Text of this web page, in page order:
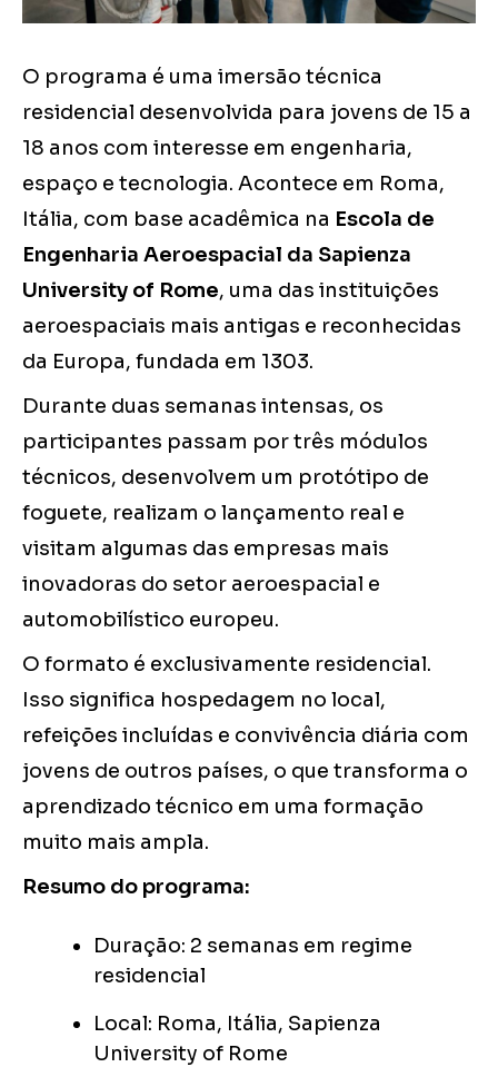
O programa é uma imersão técnica
residencial desenvolvida para jovens de 15 a
18 anos com interesse em engenharia,
espaço e tecnologia. Acontece em Roma,
Itália, com base acadêmica na Escola de
Engenharia Aeroespacial da Sapienza
University of Rome, uma das instituições
aeroespaciais mais antigas e reconhecidas
da Europa, fundada em 1303.
Durante duas semanas intensas, os
participantes passam por três módulos
técnicos, desenvolvem um protótipo de
foguete, realizam o lançamento real e
visitam algumas das empresas mais
inovadoras do setor aeroespacial e
automobilístico europeu.
O formato é exclusivamente residencial.
Isso significa hospedagem no local,
refeições incluídas e convivência diária com
jovens de outros países, o que transforma o
aprendizado técnico em uma formação
muito mais ampla.
Resumo do programa:
Duração: 2 semanas em regime
residencial
Local: Roma, Itália, Sapienza
University of Rome